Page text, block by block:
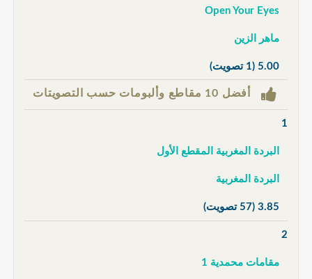
Open Your Eyes
ماهر الزين
5.00 (1 تصويت)
أفضل 10 مقاطع وألبومات حسب التصويتات
1
البردة المغربية المقطع الأول
البردة المغربية
3.85 (57 تصويت)
2
مقامات محمدية 1